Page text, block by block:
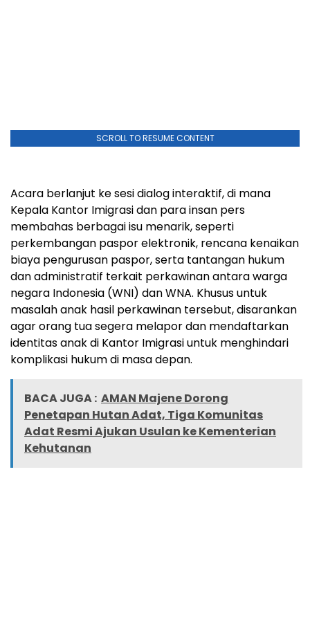
SCROLL TO RESUME CONTENT
Acara berlanjut ke sesi dialog interaktif, di mana
Kepala Kantor Imigrasi dan para insan pers
membahas berbagai isu menarik, seperti
perkembangan paspor elektronik, rencana kenaikan
biaya pengurusan paspor, serta tantangan hukum
dan administratif terkait perkawinan antara warga
negara Indonesia (WNI) dan WNA. Khusus untuk
masalah anak hasil perkawinan tersebut, disarankan
agar orang tua segera melapor dan mendaftarkan
identitas anak di Kantor Imigrasi untuk menghindari
komplikasi hukum di masa depan.
BACA JUGA : AMAN Majene Dorong
Penetapan Hutan Adat, Tiga Komunitas
Adat Resmi Ajukan Usulan ke Kementerian
Kehutanan